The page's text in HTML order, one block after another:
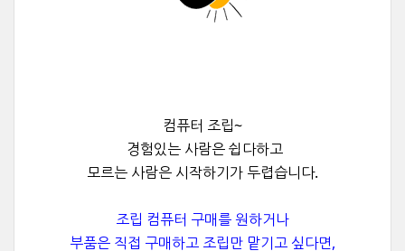
컴퓨터 조립~
경험있는 사람은 쉽다하고
모르는 사람은 시작하기가 두렵습니다.
조립 컴퓨터 구매를 원하거나
부품은 직접 구매하고 조립만 맡기고 싶다면,